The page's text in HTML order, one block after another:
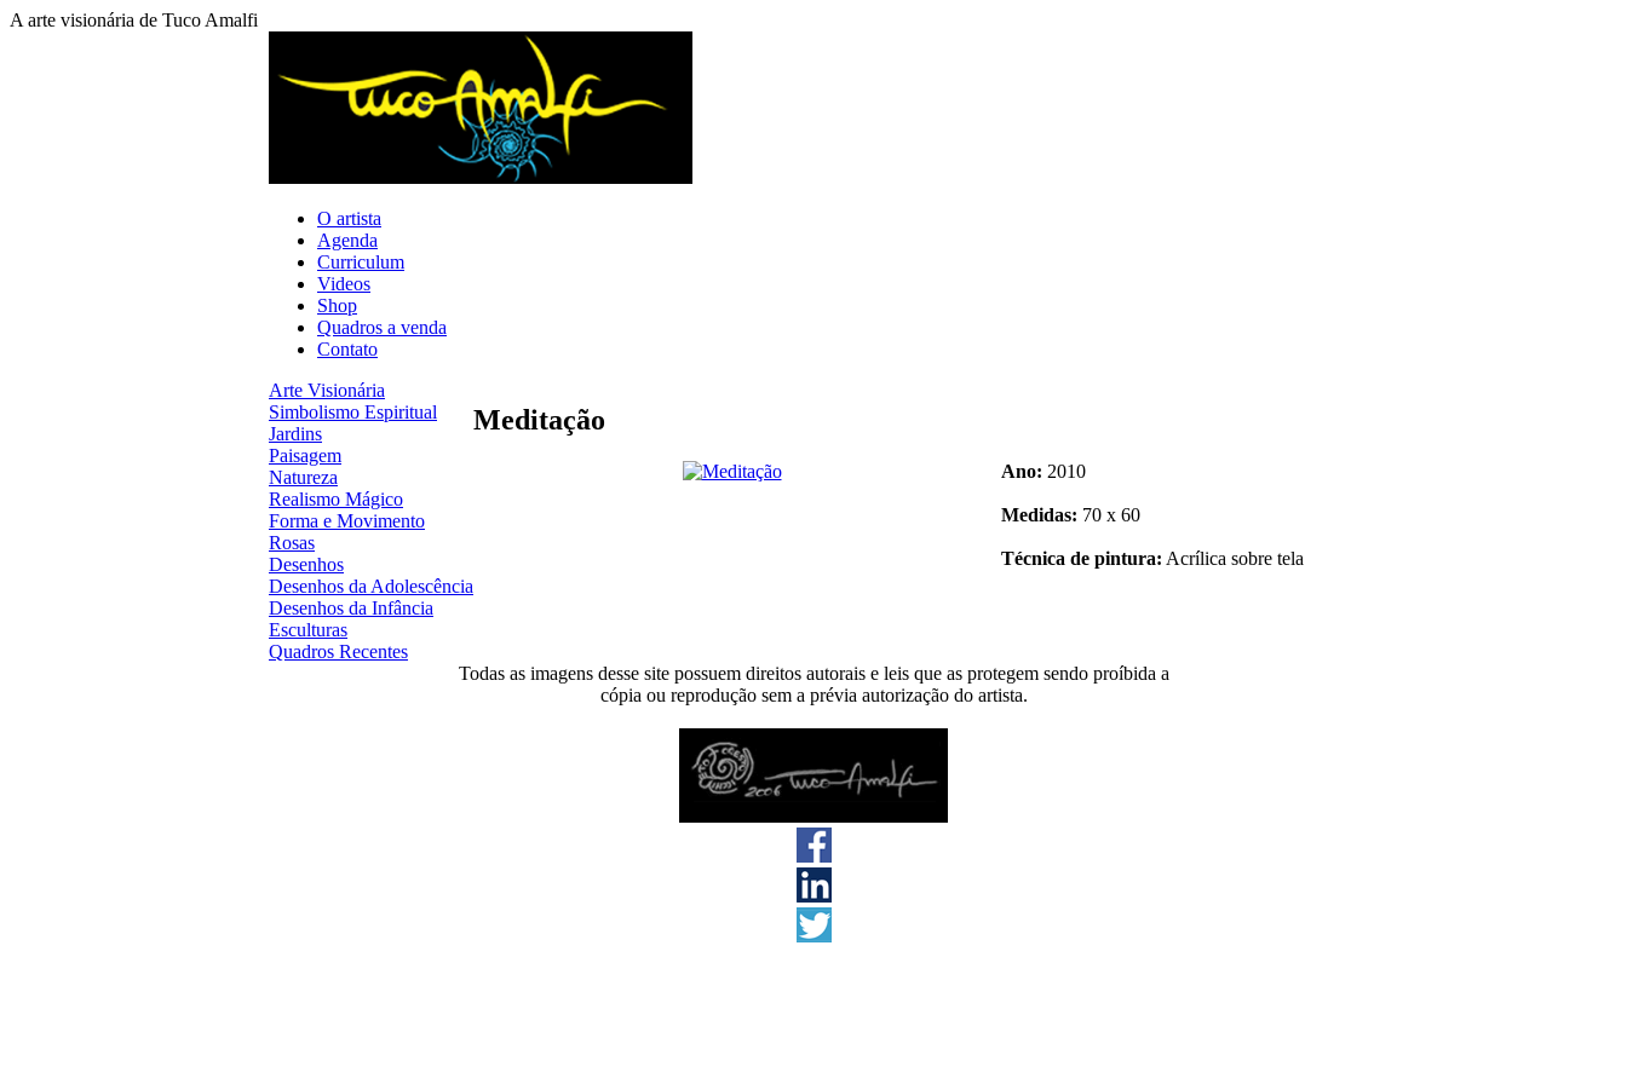
A arte visionária de Tuco Amalfi
O artista
Agenda
Curriculum
Videos
Shop
Quadros a venda
Contato
Arte Visionária
Simbolismo Espiritual
Jardins
Paisagem
Natureza
Realismo Mágico
Forma e Movimento
Rosas
Desenhos
Desenhos da Adolescência
Desenhos da Infância
Esculturas
Quadros Recentes
Meditação
Ano: 2010
Medidas: 70 x 60
Técnica de pintura: Acrílica sobre tela
Todas as imagens desse site possuem direitos autorais e leis que as protegem sendo proíbida a
cópia ou reprodução sem a prévia autorização do artista.